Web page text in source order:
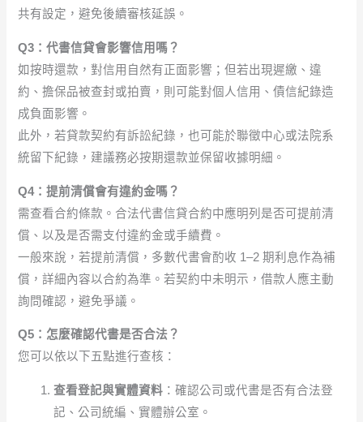
共有設定，避免後續審核延誤。
Q3：代書信貸會影響信用嗎？
如按時還款，對信用自然有正面影響；但若出現遲繳、違
約、擔保品被查封或拍賣，則可能對個人信用、債信紀錄造
成負面影響。
此外，若貸款契約有訴訟紀錄，也可能於聯徵中心或法院系
統留下紀錄，建議務必按期還款並保留收據明細。
Q4：提前清償會有違約金嗎？
需查看合約條款。合法代書信貸合約中應明列是否可提前清
償、以及是否需支付違約金或手續費。
一般來說，若提前清償，多數代書會酌收 1–2 期利息作為補
償，詳細內容以合約為準。若契約中未明示，借款人應主動
詢問確認，避免爭議。
Q5：怎麼確認代書是否合法？
您可以依以下五點進行查核：
查看登記與實體資料 ：確認公司或代書是否有合法登
記、公司統編、實體辦公室。